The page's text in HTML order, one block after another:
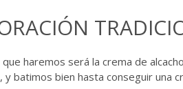
haremos será la crema de
y batimos bien hasta conseguir una